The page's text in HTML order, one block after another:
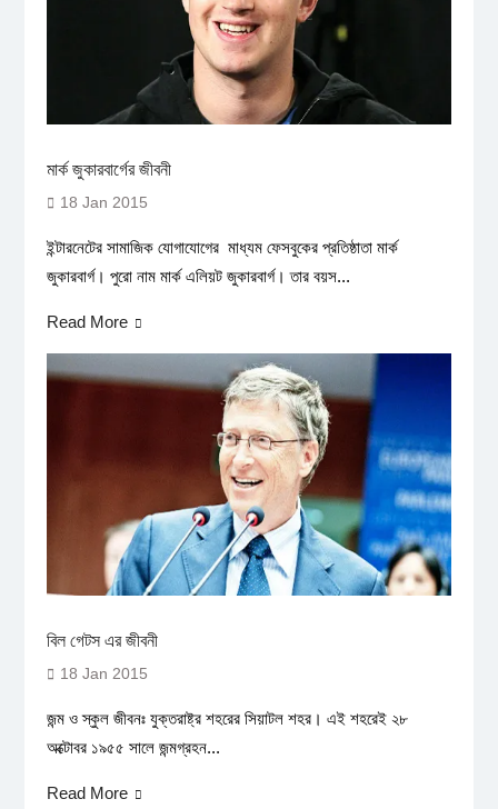
মার্ক জুকারবার্গের জীবনী
18 Jan 2015
ইন্টারনেটের সামাজিক যোগাযোগের মাধ্যম ফেসবুকের প্রতিষ্ঠাতা মার্ক
জুকারবার্গ। পুরো নাম মার্ক এলিয়ট জুকারবার্গ। তার বয়স...
Read More
বিল গেটস এর জীবনী
18 Jan 2015
জন্ম ও স্কুল জীবনঃ যুক্তরাষ্ট্র শহরের সিয়াটল শহর। এই শহরেই ২৮
অক্টোবর ১৯৫৫ সালে জন্মগ্রহন...
Read More